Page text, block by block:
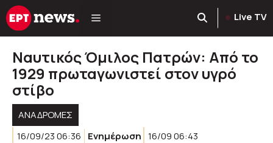
Μετάβαση
σε
Live TV
Ναυτικός Όμιλος Πατρών: Aπό το
1929 πρωταγωνιστεί στον υγρό
στίβο
ΑΝΑΔΡΟΜΈΣ
16/09/23 06:36
Ενημέρωση 16/09 06:43